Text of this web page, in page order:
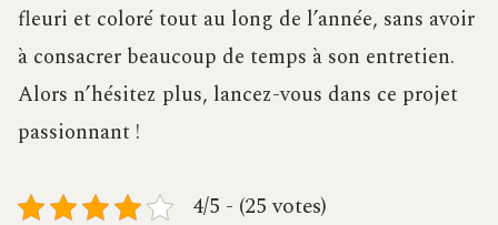
fleuri et coloré tout au long de l’année, sans avoir
à consacrer beaucoup de temps à son entretien.
Alors n’hésitez plus, lancez-vous dans ce projet
passionnant !
4/5 - (25 votes)